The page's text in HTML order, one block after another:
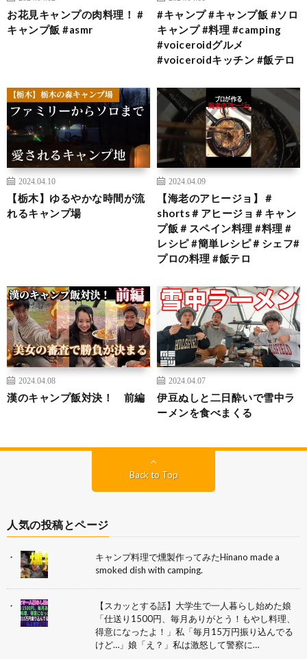
お花見キャンプの肉料理！ #
キャンプ飯 #asmr
#キャンプ #キャンプ飯 #ソロ
キャンプ #料理 #camping
#voiceroidグルメ
#voiceroidキッチン #飯テロ
2024.04.10
【栃木】ゆるやかな時間が流
れるキャンプ場
2024.04.09
【海老のアヒージョ】＃
shorts＃アヒージョ＃キャン
プ飯＃スペイン料理 #料理 #
レシピ #簡単レシピ＃シェフ#
プロの料理 #飯テロ
2024.04.08
漢のキャンプ飯対決！ 前編
2024.04.07
伊豆ぬしと二日酔いで雪中ラ
ーメンを食べまくる
Back to Top
人気の投稿とページ
キャンプ料理で燻製作ってみたHinano made a
smoked dish with camping.
【スカッとする話】大学生で一人暮らし始めた娘
「仕送り1500円、毎月ありがとう！もやし料理、
得意になったよ！」私「毎月15万円振り込んでる
けど…」娘「え？」私は激怒して警察に…